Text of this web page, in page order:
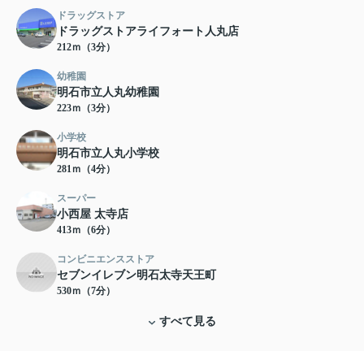
ドラッグストア
ドラッグストアライフォート人丸店
212ｍ（3分）
幼稚園
明石市立人丸幼稚園
223ｍ（3分）
小学校
明石市立人丸小学校
281ｍ（4分）
スーパー
小西屋 太寺店
413ｍ（6分）
コンビニエンスストア
セブンイレブン明石太寺天王町
530ｍ（7分）
すべて見る